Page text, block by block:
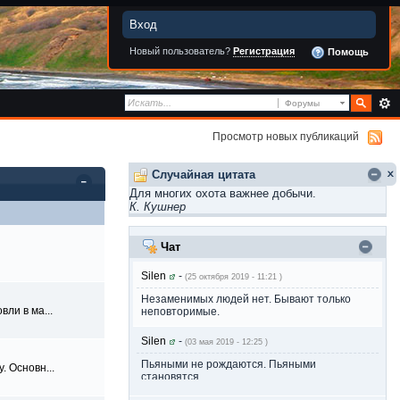
Вход
Новый пользователь? Регистрация Помощь
Форумы
Просмотр новых публикаций
Случайная цитата
Для многих охота важнее добычи.
К. Кушнер
Чат
Silen - (25 октября 2019 - 11:21 )
Незаменимых людей нет. Бывают только
неповторимые.
Silen - (03 мая 2019 - 12:25 )
Пьяными не рождаются. Пьяными
становятся.
в ма...
Основн...